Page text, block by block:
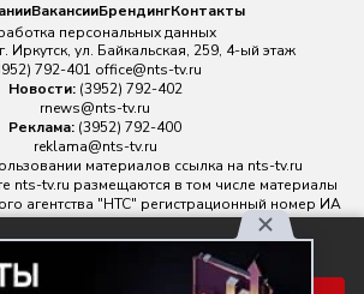
с правилами
ВакансииБрендингКонтакты
персональных данных
Иркутск, ул. Байкальская, 259, 4-ый этаж
792-401 office@nts-tv.ru
Новости: (3952) 792-402
rnews@nts-tv.ru
Реклама: (3952) 792-400
reklama@nts-tv.ru
материалов ссылка на nts-tv.ru
nts-tv.ru размещаются в том числе материалы
агентства "НТС" регистрационный номер ИА
Федеральной службой по
информационных технологий и массовых
"НТС" Иштулкин Евгений Александрович
16+